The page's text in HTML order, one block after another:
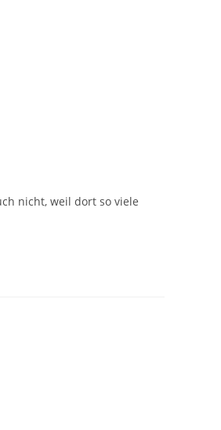
nicht, weil dort so viele